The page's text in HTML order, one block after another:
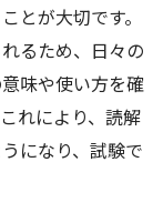
とが大切です。
るため、日々の
味や使い方を確
れにより、読解
になり、試験で